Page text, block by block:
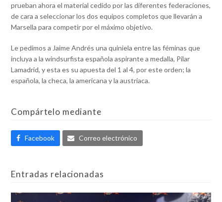
prueban ahora el material cedido por las diferentes federaciones,
de cara a seleccionar los dos equipos completos que llevarán a
Marsella para competir por el máximo objetivo.
Le pedimos a Jaime Andrés una quiniela entre las féminas que
incluya a la windsurfista española aspirante a medalla, Pilar
Lamadrid, y esta es su apuesta del 1 al 4, por este orden; la
española, la checa, la americana y la austriaca.
Compártelo mediante
Facebook Correo electrónico
Entradas relacionadas